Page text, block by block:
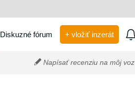
Diskuzné fórum + vložiť inzerát
Napísať recenziu na môj voz